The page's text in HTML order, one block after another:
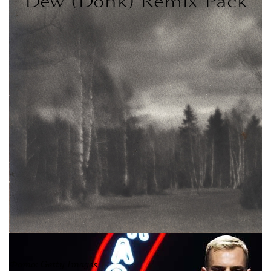
Фото: Getty Images